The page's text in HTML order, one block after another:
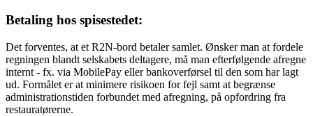
Betaling hos spisestedet:
Det forventes, at et R2N-bord betaler samlet. Ønsker man at fordele
regningen blandt selskabets deltagere, må man efterfølgende afregne
internt - fx. via MobilePay eller bankoverførsel til den som har lagt
ud. Formålet er at minimere risikoen for fejl samt at begrænse
administrationstiden forbundet med afregning, på opfordring fra
restauratørerne.